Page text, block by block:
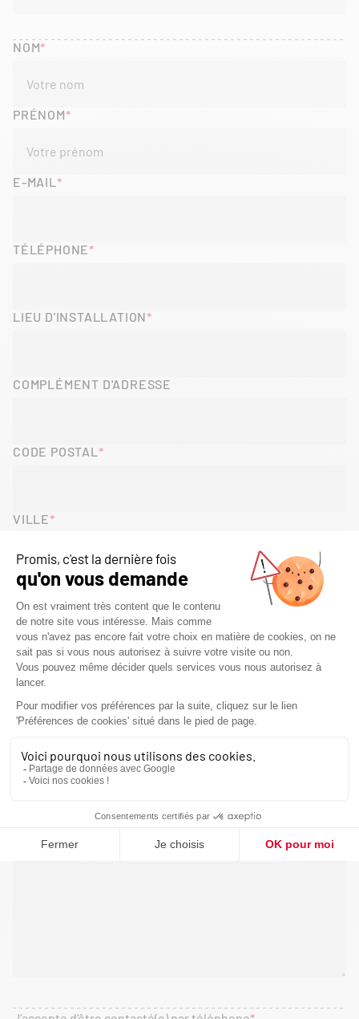
NOM
PRÉNOM
E-MAIL
TÉLÉPHONE
LIEU D'INSTALLATION
COMPLÉMENT D'ADRESSE
CODE POSTAL
VILLE
PAYS
VOUS ÊTES